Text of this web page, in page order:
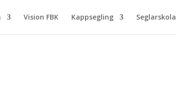
Vision FBK Kappsegling Seglarskola